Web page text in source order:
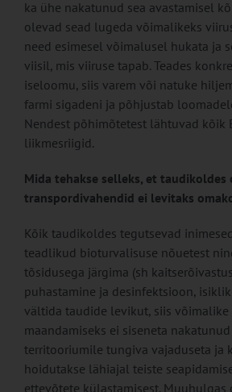
ka ühe nakatunud sea avastamisel
olevad sead lugeda võimalikeks
need esimesel võimalusel hukata ja
viisil, mis viiruse tapab. Teades
iseloomu, siis varem või natuke
farmi sigadeni ja põhjustab
Nendest põhimõtetest lähtuvad kõik
liikmesriigid.
Mida tehakse selleks, et taudikoldes
transpordivahendid ei levitaks
Kõik taudikoldes tegutsevad
teadlikud bioturvalisuse nõuetest
tõsidusega järgima (sh
puhastamine ja desinfektsioon,
vältida taudide levikut, siis võimalike
maandamiseks ei siseneta
territooriumile tungiva vajaduseta ja
hoidutakse lähiajal teiste
ettevõtete külastamisest. Muuhulgas